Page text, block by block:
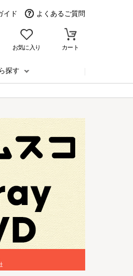
イド よくあるご質問
お気に入り カート
探す